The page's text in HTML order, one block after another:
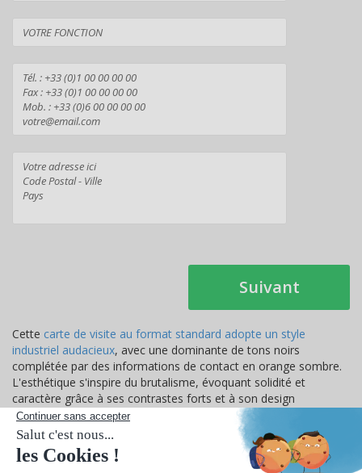
Suivant
Cette carte de visite au format standard adopte un style
industriel audacieux, avec une dominante de tons noirs
complétée par des informations de contact en orange sombre.
L'esthétique s'inspire du brutalisme, évoquant solidité et
caractère grâce à ses contrastes forts et à son design
minimaliste. Cette combinaison de couleurs et de style crée une
impression de professionnalisme indéniable, parfait pour ceux
qui souhaitent projeter une image de force, de durabilité et
d'innovation. Le choix idéal pour se démarquer dans un